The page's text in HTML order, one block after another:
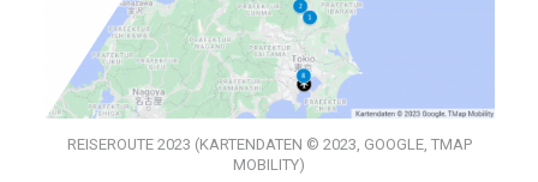
REISEROUTE 2023 (KARTENDATEN © 2023, GOOGLE, TMAP
MOBILITY)